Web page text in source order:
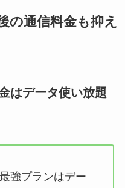
の通信料金も抑え
はデータ使い放題
強プランはデー